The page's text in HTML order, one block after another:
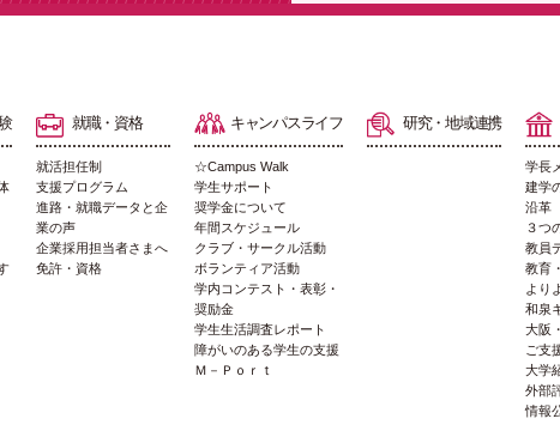
就職・資格
就活担任制
支援プログラム
進路・就職データと企
業の声
企業採用担当者さまへ
免許・資格
キャンパスライフ
☆Campus Walk
学生サポート
奨学金について
年間スケジュール
クラブ・サークル活動
ボランティア活動
学内コンテスト・表彰・
奨励金
学生生活調査レポート
障がいのある学生の支援
Ｍ－Ｐｏｒｔ
研究・地域連携
学長
建学
沿革
３つ
教員
教育
より
和泉
大阪
ご支
大学
外部
情報